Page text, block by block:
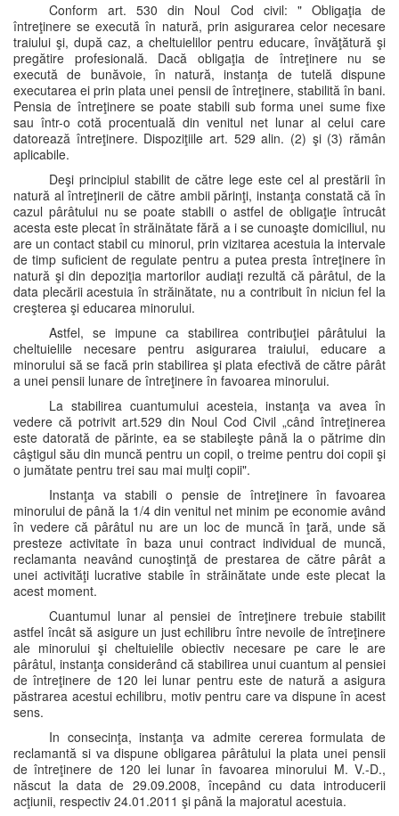
Conform art. 530 din Noul Cod civil: " Obligaţia de
întreţinere se execută în natură, prin asigurarea celor necesare
traiului şi, după caz, a cheltuielilor pentru educare, învăţătură şi
pregătire profesională. Dacă obligaţia de întreţinere nu se
execută de bunăvoie, în natură, instanţa de tutelă dispune
executarea ei prin plata unei pensii de întreţinere, stabilită în bani.
Pensia de întreţinere se poate stabili sub forma unei sume fixe
sau într-o cotă procentuală din venitul net lunar al celui care
datorează întreţinere. Dispoziţiile art. 529 alin. (2) şi (3) rămân
aplicabile.
Deşi principiul stabilit de către lege este cel al prestării în
natură al întreţinerii de către ambii părinţi, instanţa constată că în
cazul pârâtului nu se poate stabili o astfel de obligaţie întrucât
acesta este plecat în străinătate fără a i se cunoaşte domiciliul, nu
are un contact stabil cu minorul, prin vizitarea acestuia la intervale
de timp suficient de regulate pentru a putea presta întreţinere în
natură şi din depoziţia martorilor audiaţi rezultă că pârâtul, de la
data plecării acestuia în străinătate, nu a contribuit în niciun fel la
creşterea şi educarea minorului.
Astfel, se impune ca stabilirea contribuţiei pârâtului la
cheltuielile necesare pentru asigurarea traiului, educare a
minorului să se facă prin stabilirea şi plata efectivă de către pârât
a unei pensii lunare de întreţinere în favoarea minorului.
La stabilirea cuantumului acesteia, instanţa va avea în
vedere că potrivit art.529 din Noul Cod Civil „când întreţinerea
este datorată de părinte, ea se stabileşte până la o pătrime din
câştigul său din muncă pentru un copil, o treime pentru doi copii şi
o jumătate pentru trei sau mai mulţi copii".
Instanţa va stabili o pensie de întreţinere în favoarea
minorului de până la 1/4 din venitul net minim pe economie având
în vedere că pârâtul nu are un loc de muncă în ţară, unde să
presteze activitate în baza unui contract individual de muncă,
reclamanta neavând cunoştinţă de prestarea de către pârât a
unei activităţi lucrative stabile în străinătate unde este plecat la
acest moment.
Cuantumul lunar al pensiei de întreţinere trebuie stabilit
astfel încât să asigure un just echilibru între nevoile de întreţinere
ale minorului şi cheltuielile obiectiv necesare pe care le are
pârâtul, instanţa considerând că stabilirea unui cuantum al pensiei
de întreţinere de 120 lei lunar pentru este de natură a asigura
păstrarea acestui echilibru, motiv pentru care va dispune în acest
sens.
In consecinţa, instanţa va admite cererea formulata de
reclamantă si va dispune obligarea pârâtului la plata unei pensii
de întreţinere de 120 lei lunar în favoarea minorului M. V.-D.,
născut la data de 29.09.2008, începând cu data introducerii
acţiunii, respectiv 24.01.2011 şi până la majoratul acestuia.